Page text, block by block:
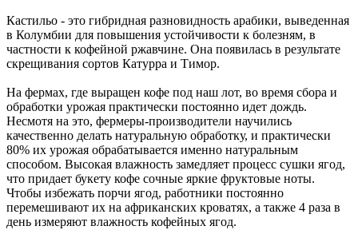
Кастильо - это гибридная разновидность арабики, выведенная
в Колумбии для повышения устойчивости к болезням, в
частности к кофейной ржавчине. Она появилась в результате
скрещивания сортов Катурра и Тимор.
На фермах, где выращен кофе под наш лот, во время сбора и
обработки урожая практически постоянно идет дождь.
Несмотя на это, фермеры-производители научились
качественно делать натуральную обработку, и практически
80% их урожая обрабатывается именно натуральным
способом. Высокая влажность замедляет процесс сушки ягод,
что придает букету кофе сочные яркие фруктовые ноты.
Чтобы избежать порчи ягод, работники постоянно
перемешивают их на африканских кроватях, а также 4 раза в
день измеряют влажность кофейных ягод.